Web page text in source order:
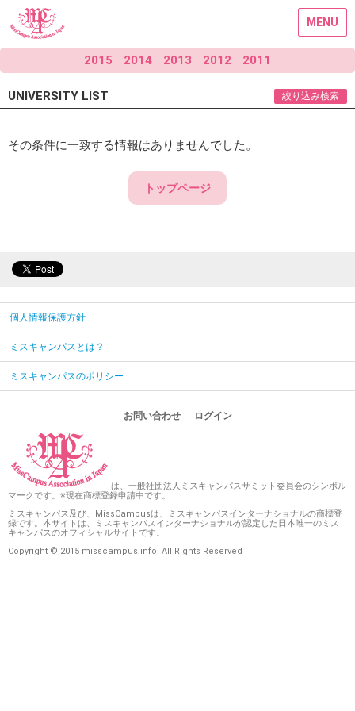
MENU
2015 2014 2013 2012 2011
UNIVERSITY LIST 絞り込み検索
その条件に一致する情報はありませんでした。
トップページ
個人情報保護方針
ミスキャンパスとは？
ミスキャンパスのポリシー
お問い合わせ ログイン
は、一般社団法人ミスキャンパスサミット委員会のシンボル
マークです。※現在商標登録申請中です。
ミスキャンパス及び、MissCampusは、ミスキャンパスインターナショナルの商標登
録です。本サイトは、ミスキャンパスインターナショナルが認定した日本唯一のミス
キャンパスのオフィシャルサイトです。
Copyright © 2015 misscampus.info. All Rights Reserved